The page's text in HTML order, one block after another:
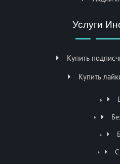
Услуги
Купить
Купить